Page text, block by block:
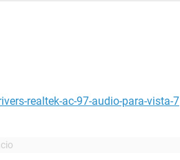
realtek-ac-97-audio-para-vista-7